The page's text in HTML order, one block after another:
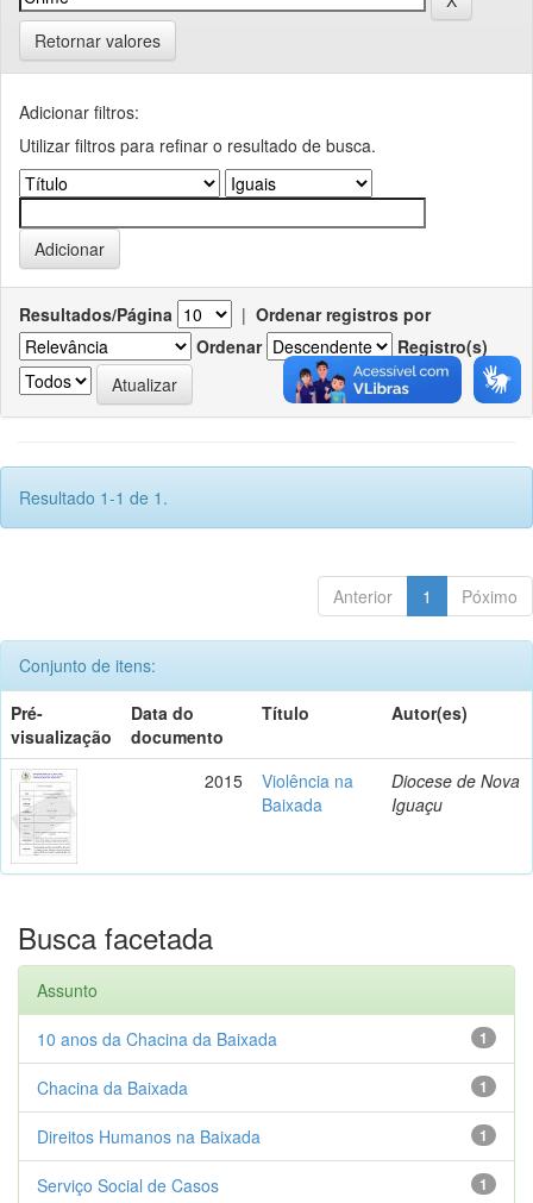
Retornar valores
Adicionar filtros:
Utilizar filtros para refinar o resultado de busca.
Resultados/Página | Ordenar registros por
Ordenar
Registro(s)
Resultado 1-1 de 1.
Anterior 1 Póximo
Conjunto de itens:
Pré-
visualização
Data do
documento
Título Autor(es)
2015
Violência na
Baixada
Diocese de Nova
Iguaçu
Busca facetada
Assunto
1
10 anos da Chacina da Baixada
1
Chacina da Baixada
1
Direitos Humanos na Baixada
1
Serviço Social de Casos